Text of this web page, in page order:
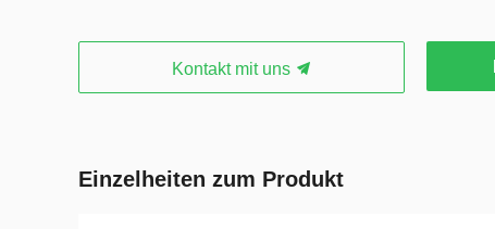
Kontakt mit uns
Einzelheiten zum Produkt